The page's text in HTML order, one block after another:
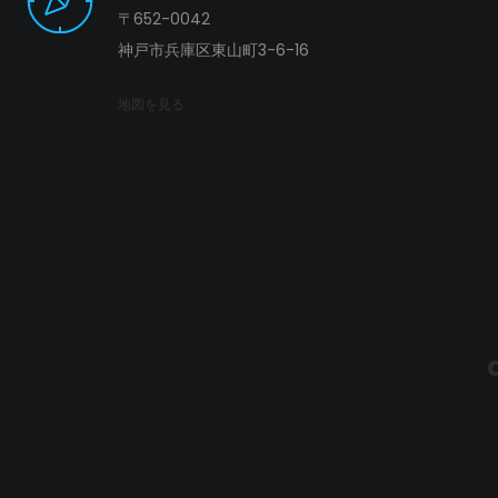
〒652-0042
神戸市兵庫区東山町3-6-16
地図を見る